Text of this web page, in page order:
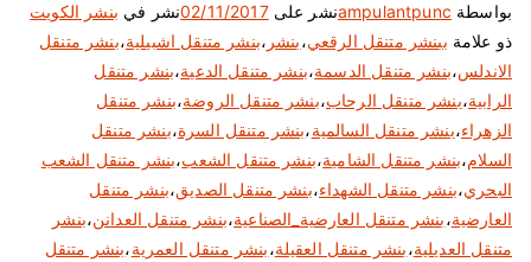
بواسطة ampulantpuncنشر على02/11/2017نشر في بنشر الكويت
ذو علامة ببنشر متنقل الرقعي،بنشر ،بنشر متنقل اشبيلية،بنشر متنقل
الاندلس،بنشر متنقل الدسمة،بنشر متنقل الدعية،بنشر متنقل
الرابية،بنشر متنقل الرحاب،بنشر متنقل الروضة،بنشر متنقل
الزهراء،بنشر متنقل السالمية،بنشر متنقل السرة،بنشر متنقل
السلام،بنشر متنقل الشامية،بنشر متنقل الشعب،بنشر متنقل الشعب
البحري،بنشر متنقل الشهداء،بنشر متنقل الصديق،بنشر متنقل
العارضية،بنشر متنقل العارضية_الصناعية،بنشر متنقل العدانن،بنشر
متنقل العديلية،بنشر متنقل العقيلة،بنشر متنقل العمرية،بنشر متنقل